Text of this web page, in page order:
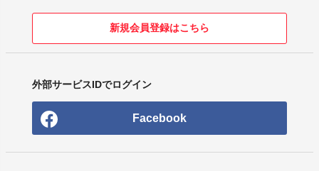
新規会員登録はこちら
外部サービスIDでログイン
Facebook